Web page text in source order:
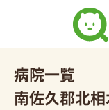
病院一覧
南佐久郡北